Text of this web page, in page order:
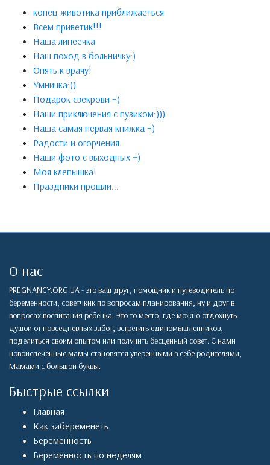
конец животика приближаеться
Всем приветик!!!
Наша линеечка
Наш поход в больничку:)
Опять к врачу!
Умничка:))
Подарок свекрови =)
Наши приключения с пузиком:)))
Наша самая первая книжка =)
Радости и огорчения
Наши фото с выходных =)
Моя клепышка!
Праздники прошли...
О нас
PREGNANCY.ORG.UA - это ваш друг, помощник и путеводитель по
беременности, советчкик по вопросам планирования, ну и друг в
вопросах воспитания ребенка. Это то место, где можно отдохнуть
душой от повседневных забот, встретить единомышленников,
поделиться своим опытом или получить бесценный совет. С нами
новоиспеченные мамы становятся уверенными в себе родителями,
Мамами с большой буквы.
Быстрые ссылки
Главная
Как забеременеть
Беременность
Беременность по неделям